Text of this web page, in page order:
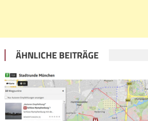
ÄHNLICHE BEITRÄGE